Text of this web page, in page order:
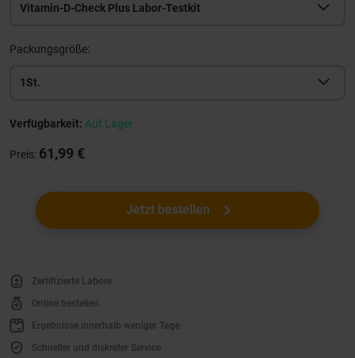
Vitamin-D-Check Plus Labor-Testkit
Packungsgröße:
1St.
Verfügbarkeit: Auf Lager
Preis: 61,99 €
Jetzt bestellen
Zertifizierte Labore
Online bestellen
Ergebnisse innerhalb weniger Tage
Schneller und diskreter Service